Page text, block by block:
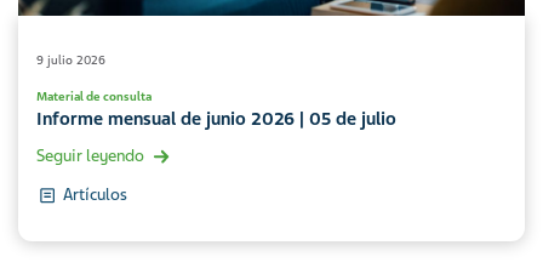
9 julio 2026
Material de consulta
Informe mensual de junio 2026 | 05 de julio
Seguir leyendo
Artículos